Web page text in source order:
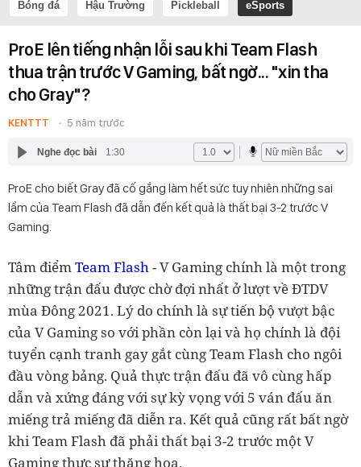
Bóng đá Hậu Trường Pickleball eSports
ProE lên tiếng nhận lỗi sau khi Team Flash
thua trận trước V Gaming, bất ngờ... "xin tha
cho Gray"?
KENTTT 5 năm trước
Nghe đọc bài 1:30
ProE cho biết Gray đã cố gắng làm hết sức tuy nhiên những sai
lầm của Team Flash đã dẫn đến kết quả là thất bại 3-2 trước V
Gaming.
Tâm điểmTeam Flash- V Gaming chính là một trong
những trận đấu được chờ đợi nhất ở lượt về ĐTDV
mùa Đông 2021. Lý do chính là sự tiến bộ vượt bậc
của V Gaming so với phần còn lại và họ chính là đội
tuyển cạnh tranh gay gắt cùng Team Flash cho ngôi
đầu vòng bảng. Quả thực trận đấu đã vô cùng hấp
dẫn và xứng đáng với sự kỳ vọng với 5 ván đấu ăn
miếng trả miếng đã diễn ra. Kết quả cũng rất bất ngờ
khi Team Flash đã phải thất bại 3-2 trước một V
Gaming thực sự thăng hoa.